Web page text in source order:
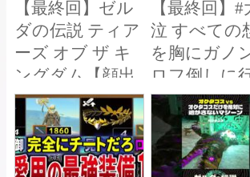
【最終回】ゼル
ダの伝説 ティア
ーズ オブ ザ キ
ングダム【顔出
し実況プレイ】
#tearsofthekingdo
m #ending
【最終回】#
泣 すべての
を胸にガノ
ロフ倒しに
く。感動の
ーリー完結!!
【ティアキ
Switch2】【